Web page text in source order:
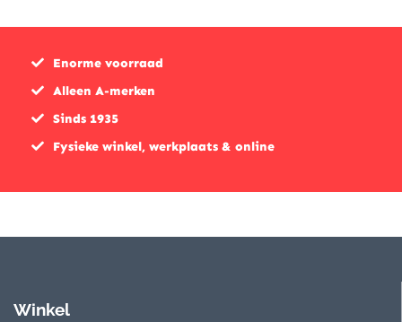
Enorme voorraad
Alleen A-merken
Sinds 1935
Fysieke winkel, werkplaats & online
Winkel